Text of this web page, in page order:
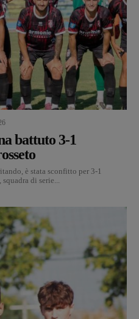
battuto 3-1
è stata sconfitto per 3-1
di serie...